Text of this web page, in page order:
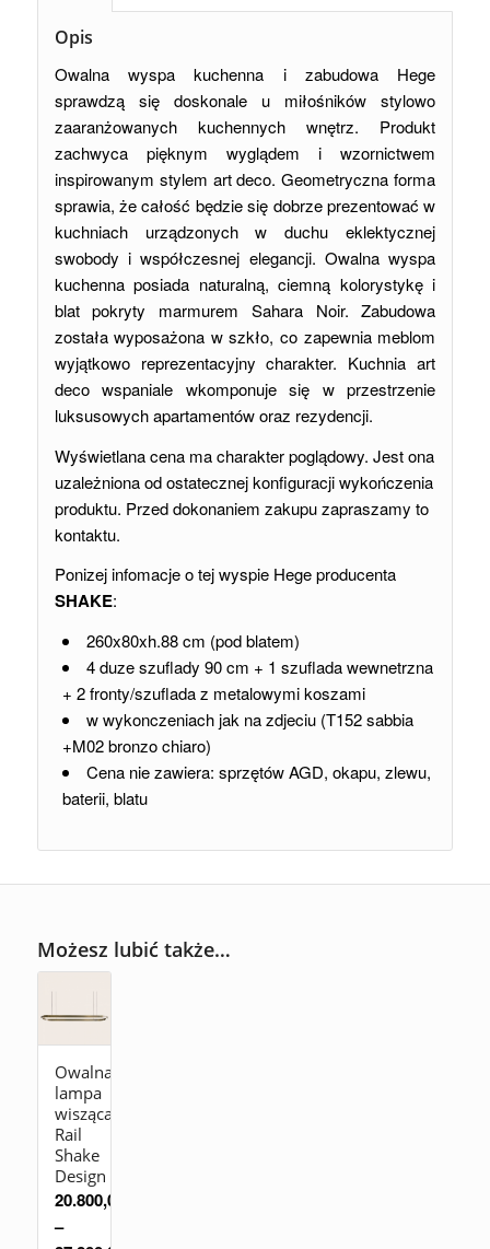
Opis
Owalna wyspa kuchenna i zabudowa Hege
sprawdzą się doskonale u miłośników stylowo
zaaranżowanych kuchennych wnętrz. Produkt
zachwyca pięknym wyglądem i wzornictwem
inspirowanym stylem art deco. Geometryczna forma
sprawia, że całość będzie się dobrze prezentować w
kuchniach urządzonych w duchu eklektycznej
swobody i współczesnej elegancji. Owalna wyspa
kuchenna posiada naturalną, ciemną kolorystykę i
blat pokryty marmurem Sahara Noir. Zabudowa
została wyposażona w szkło, co zapewnia meblom
wyjątkowo reprezentacyjny charakter. Kuchnia art
deco wspaniale wkomponuje się w przestrzenie
luksusowych apartamentów oraz rezydencji.
Wyświetlana cena ma charakter poglądowy. Jest ona
uzależniona od ostatecznej konfiguracji wykończenia
produktu. Przed dokonaniem zakupu zapraszamy to
kontaktu.
Ponizej infomacje o tej wyspie Hege producenta
SHAKE:
260x80xh.88 cm (pod blatem)
4 duze szuflady 90 cm + 1 szuflada wewnetrzna
+ 2 fronty/szuflada z metalowymi koszami
w wykonczeniach jak na zdjeciu (T152 sabbia
+M02 bronzo chiaro)
Cena nie zawiera: sprzętów AGD, okapu, zlewu,
baterii, blatu
Możesz lubić także…
Owalna
lampa
wisząca
Rail
Shake
Design
20.800,00
–